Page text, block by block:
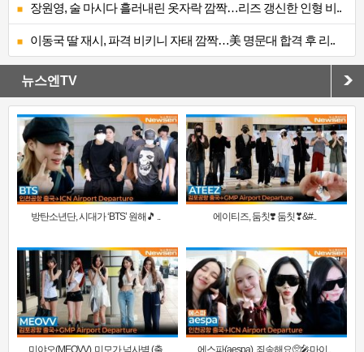
장원영, 술 마시다 흘러내린 옷자락 깜짝…리즈 갱신한 인형 비..
이동국 딸 재시, 파격 비키니 자태 깜짝…美 명문대 합격 후 리..
뉴스엔TV
방탄소년단, 시대가 ‘BTS’ 원해🎵 .. 에이티즈, 둠칫❣️ 둠칫❣&#..
미야오(MEOVV), 미모가 넘사벽 (출
에스파(aespa), 죄송해요🥺🎤마이..